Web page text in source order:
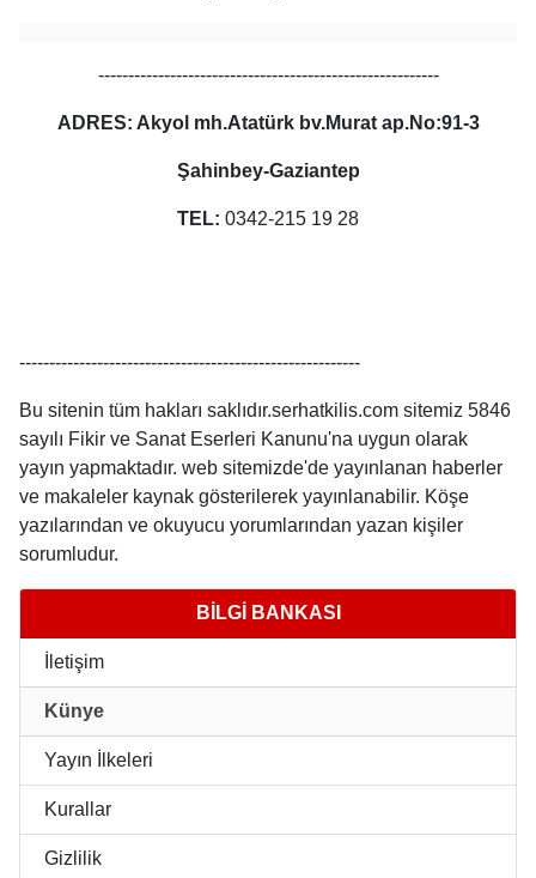
---------------------------------------------------------
ADRES: Akyol mh.Atatürk bv.Murat ap.No:91-3
Şahinbey-Gaziantep
TEL: 0342-215 19 28
---------------------------------------------------------
Bu sitenin tüm hakları saklıdır.serhatkilis.com sitemiz 5846
sayılı Fikir ve Sanat Eserleri Kanunu'na uygun olarak
yayın yapmaktadır. web sitemizde'de yayınlanan haberler
ve makaleler kaynak gösterilerek yayınlanabilir. Köşe
yazılarından ve okuyucu yorumlarından yazan kişiler
sorumludur.
BİLGİ BANKASI
İletişim
Künye
Yayın İlkeleri
Kurallar
Gizlilik